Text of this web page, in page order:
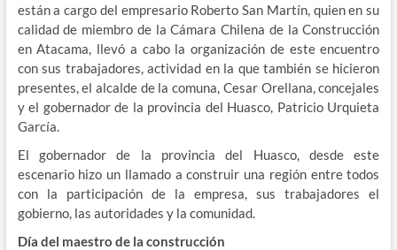
están a cargo del empresario Roberto San Martín, quien en su
calidad de miembro de la Cámara Chilena de la Construcción
en Atacama, llevó a cabo la organización de este encuentro
con sus trabajadores, actividad en la que también se hicieron
presentes, el alcalde de la comuna, Cesar Orellana, concejales
y el gobernador de la provincia del Huasco, Patricio Urquieta
García.
El gobernador de la provincia del Huasco, desde este
escenario hizo un llamado a construir una región entre todos
con la participación de la empresa, sus trabajadores el
gobierno, las autoridades y la comunidad.
Día del maestro de la construcción